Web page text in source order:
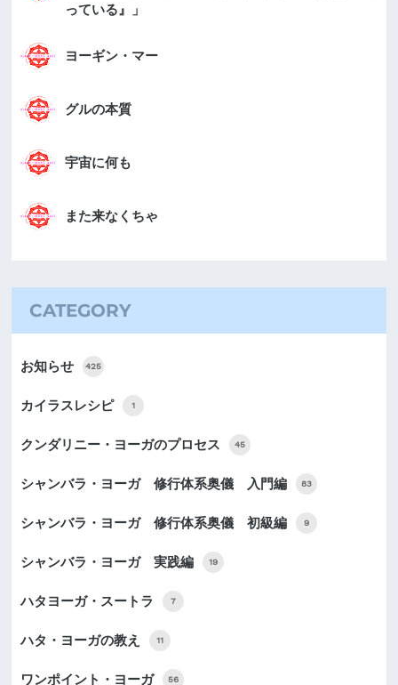
っている』」
ヨーギン・マー
グルの本質
宇宙に何も
また来なくちゃ
CATEGORY
お知らせ 425
カイラスレシピ 1
クンダリニー・ヨーガのプロセス 45
シャンバラ・ヨーガ 修行体系奥儀 入門編 83
シャンバラ・ヨーガ 修行体系奥儀 初級編 9
シャンバラ・ヨーガ 実践編 19
ハタヨーガ・スートラ 7
ハタ・ヨーガの教え 11
ワンポイント・ヨーガ 56